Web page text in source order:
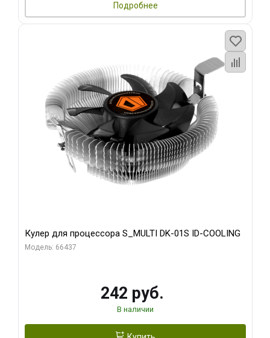
Подробнее
Кулер для процессора S_MULTI DK-01S ID-COOLING
Модель: 66437
242 руб.
В наличии